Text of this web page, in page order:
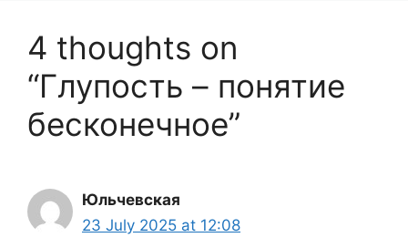
4 thoughts on
“Глупость – понятие
бесконечное”
Юльчевская
23 July 2025 at 12:08